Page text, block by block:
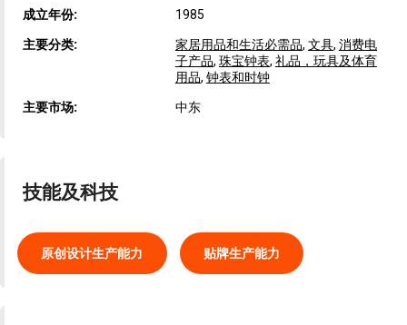
成立年份: 1985
主要分类: 家居用品和生活必需品, 文具, 消费电
子产品, 珠宝钟表, 礼品，玩具及体育
用品, 钟表和时钟
主要市场: 中东
技能及科技
原创设计生产能力 贴牌生产能力